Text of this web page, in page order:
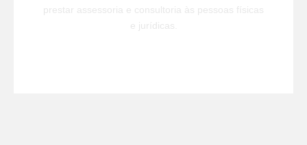
prestar assessoria e consultoria às pessoas físicas
e jurídicas.